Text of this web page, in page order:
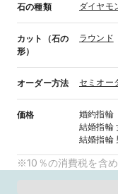
石の種類 ダイヤモ
カット（石の
形）
ラウンド
オーダー方法 セミオー
価格 婚約指輪
結婚指輪
結婚指輪
※10％の消費税を含め